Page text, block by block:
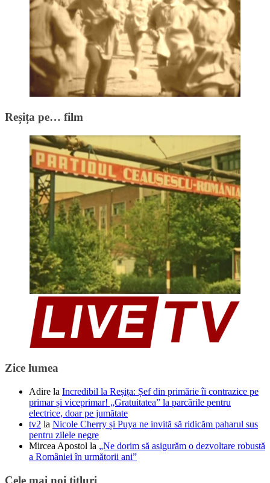
Reșița pe… film
Zice lumea
Adire la Incredibil la Reșița: Șef din primărie îi contrazice pe
primar și viceprimar! „Gratuitatea” la parcările pentru
electrice, doar pe jumătate
tv2 la Nicole Cherry și Puya ne invită să ridicăm paharul sus
pentru zilele negre
Mircea Apostol la „Ne dorim să asigurăm o dezvoltare robustă
a României în următorii ani”
Cele mai noi titluri